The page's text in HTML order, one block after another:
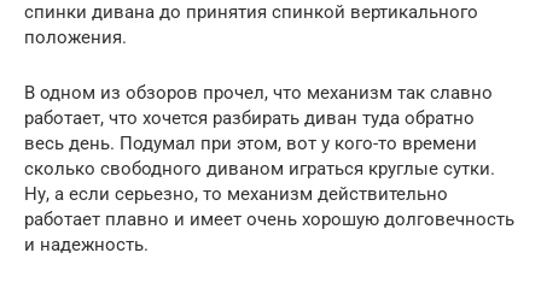
спинки дивана до принятия спинкой вертикального
положения.
В одном из обзоров прочел, что механизм так славно
работает, что хочется разбирать диван туда обратно
весь день. Подумал при этом, вот у кого-то времени
сколько свободного диваном играться круглые сутки.
Ну, а если серьезно, то механизм действительно
работает плавно и имеет очень хорошую долговечность
и надежность.